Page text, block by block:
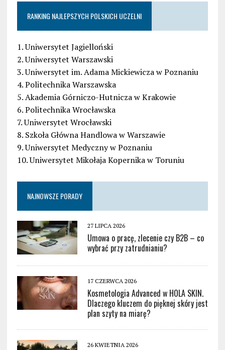
RANKING NAJLEPSZYCH POLSKICH UCZELNI
1. Uniwersytet Jagielloński
2. Uniwersytet Warszawski
3. Uniwersytet im. Adama Mickiewicza w Poznaniu
4. Politechnika Warszawska
5. Akademia Górniczo-Hutnicza w Krakowie
6. Politechnika Wrocławska
7. Uniwersytet Wrocławski
8. Szkoła Główna Handlowa w Warszawie
9. Uniwersytet Medyczny w Poznaniu
10. Uniwersytet Mikołaja Kopernika w Toruniu
NAJNOWSZE PORADY
27 LIPCA 2026
Umowa o pracę, zlecenie czy B2B – co
wybrać przy zatrudnianiu?
17 CZERWCA 2026
Kosmetologia Advanced w HOLA SKIN.
Dlaczego kluczem do pięknej skóry jest
plan szyty na miarę?
26 KWIETNIA 2026